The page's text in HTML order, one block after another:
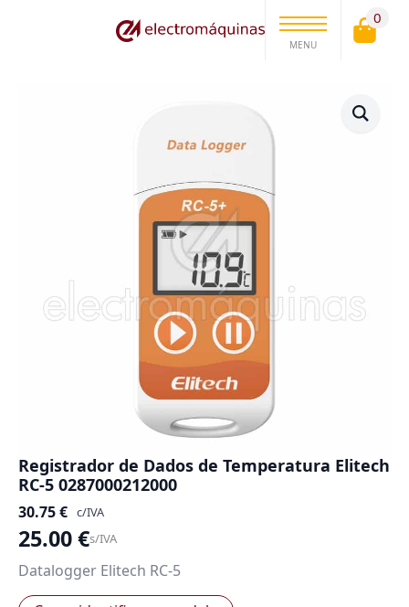
MENU
0
Registrador de Dados de Temperatura Elitech
RC-5 0287000212000
30.75€ c/IVA
25.00€s/IVA
Datalogger Elitech RC-5